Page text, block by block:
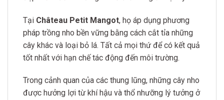
Tại Château Petit Mangot, họ áp dụng phương
pháp trồng nho bền vững bằng cách cắt tỉa những
cây khác và loại bỏ lá. Tất cả mọi thứ để có kết quả
tốt nhất với hạn chế tác động đến môi trường.
Trong cảnh quan của các thung lũng, những cây nho
được hưởng lợi từ khí hậu và thổ nhưỡng lý tưởng ở